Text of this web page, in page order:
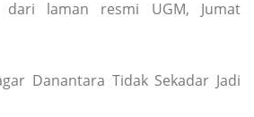
laman resmi UGM, Jumat
Danantara Tidak Sekadar Jadi